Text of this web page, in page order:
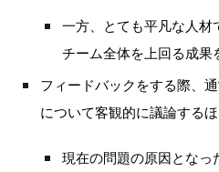
一方、とても平凡な人
チーム全体を上回る成果
フィードバックをする際、
について客観的に議論する
現在の問題の原因となっ